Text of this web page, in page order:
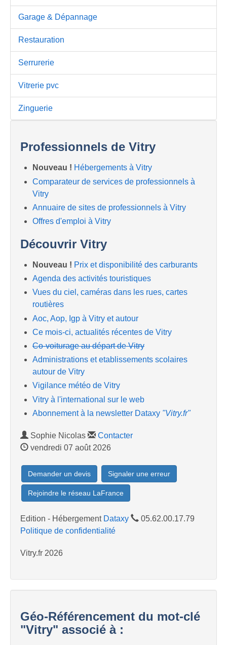
Garage & Dépannage
Restauration
Serrurerie
Vitrerie pvc
Zinguerie
Professionnels de Vitry
Nouveau ! Hébergements à Vitry
Comparateur de services de professionnels à
Vitry
Annuaire de sites de professionnels à Vitry
Offres d'emploi à Vitry
Découvrir Vitry
Nouveau ! Prix et disponibilité des carburants
Agenda des activités touristiques
Vues du ciel, caméras dans les rues, cartes
routières
Aoc, Aop, Igp à Vitry et autour
Ce mois-ci, actualités récentes de Vitry
Co-voiturage au départ de Vitry
Administrations et etablissements scolaires
autour de Vitry
Vigilance météo de Vitry
Vitry à l'international sur le web
Abonnement à la newsletter Dataxy "Vitry.fr"
Sophie Nicolas
Contacter
vendredi 07 août 2026
Demander un devis Signaler une erreur
Rejoindre le réseau LaFrance
Edition - Hébergement Dataxy
05.62.00.17.79
Politique de confidentialité
Vitry.fr 2026
Géo-Référencement du mot-clé
"Vitry" associé à :